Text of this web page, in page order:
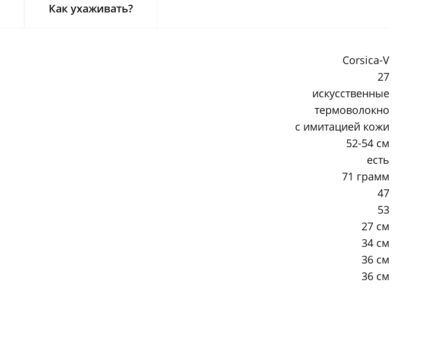
Как ухаживать?
Corsica-V
27
искусственные
термоволокно
с имитацией кожи
52-54 см
есть
71 грамм
47
53
27 см
34 см
36 см
36 см